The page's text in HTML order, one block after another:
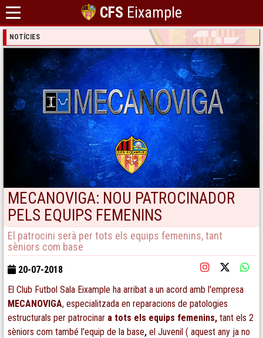
CFS Eixample
NOTÍCIES
MECANOVIGA: NOU PATROCINADOR
PELS EQUIPS FEMENINS
El patrocini serà per tots els equips femenins, tant
sèniors com base
20-07-2018
El Club Futbol Sala Eixample ha arribat a un acord amb l'empresa
MECANOVIGA, especialitzada en reparacions de patologies
estructurals per patrocinar a tots els equips femenins, tant els 2
sèniors com també l'equip de la base, el Juvenil ( aquest any ja no